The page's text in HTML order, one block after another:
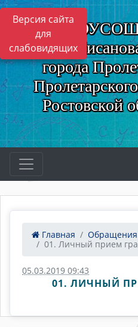
Версия сайта
для
слабовидящих
им.
города
Ростовской
Главная
Обращения
01. Личный прием
05.03.2019 09:43
01. ЛИЧНЫЙ